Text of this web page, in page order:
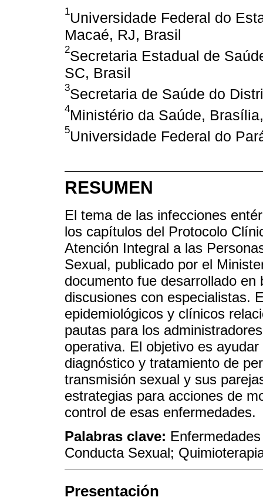
1Universidade Federal do
Macaé, RJ, Brasil
2Secretaria Estadual de
SC, Brasil
3Secretaria de Saúde do
4Ministério da Saúde,
5Universidade Federal do
RESUMEN
El tema de las infecciones
los capítulos del Protocolo
Atención Integral a las
Sexual, publicado por el
documento fue desarrollado
discusiones con especialistas.
epidemiológicos y clínicos
pautas para los
operativa. El objetivo es
diagnóstico y tratamiento de
transmisión sexual y sus
estrategias para acciones de
control de esas enfermedades.
Palabras clave:
Conducta Sexual;
Presentación